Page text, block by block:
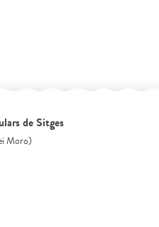
de Sitges
Moro)